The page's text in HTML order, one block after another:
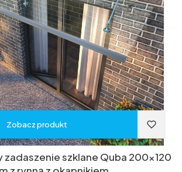
Zobacz produkt
zadaszenie szklane Quba 200x120